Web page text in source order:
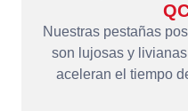
Nuestras pestañas
son lujosas y
aceleran el tiempo